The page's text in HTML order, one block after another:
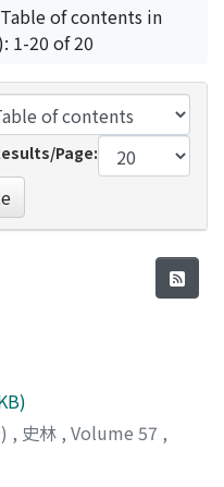
of contents in
1-20 of 20
Page:
, 史林 , Volume 57 ,